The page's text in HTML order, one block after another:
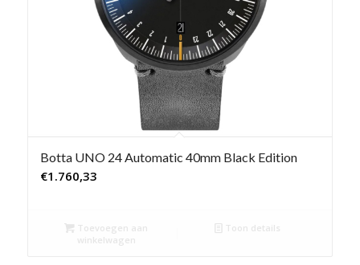
Botta UNO 24 Automatic 40mm Black Edition
€1.760,33
Toevoegen aan
winkelwagen
Toon details